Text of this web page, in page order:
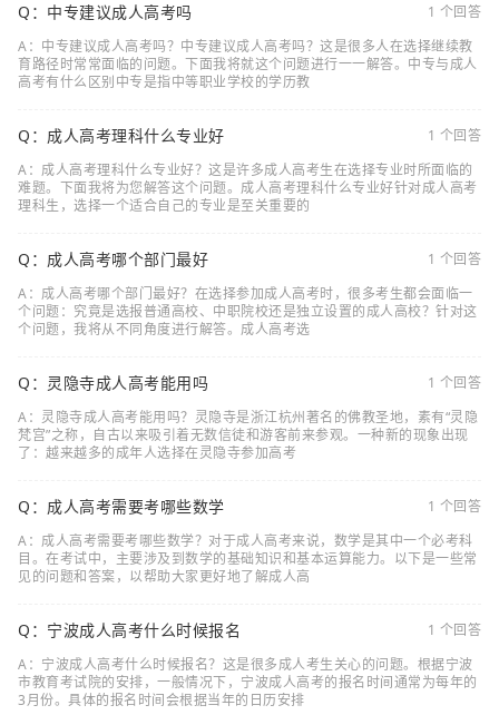
Q：中专建议成人高考吗
1 个回答
A：中专建议成人高考吗？中专建议成人高考吗？这是很多人在选择继续教
育路径时常常面临的问题。下面我将就这个问题进行一一解答。中专与成人
高考有什么区别中专是指中等职业学校的学历教
Q：成人高考理科什么专业好
1 个回答
A：成人高考理科什么专业好？这是许多成人高考生在选择专业时所面临的
难题。下面我将为您解答这个问题。成人高考理科什么专业好针对成人高考
理科生，选择一个适合自己的专业是至关重要的
Q：成人高考哪个部门最好
1 个回答
A：成人高考哪个部门最好？在选择参加成人高考时，很多考生都会面临一
个问题：究竟是选报普通高校、中职院校还是独立设置的成人高校？针对这
个问题，我将从不同角度进行解答。成人高考选
Q：灵隐寺成人高考能用吗
1 个回答
A：灵隐寺成人高考能用吗？灵隐寺是浙江杭州著名的佛教圣地，素有“灵隐
梵宫”之称，自古以来吸引着无数信徒和游客前来参观。一种新的现象出现
了：越来越多的成年人选择在灵隐寺参加高考
Q：成人高考需要考哪些数学
1 个回答
A：成人高考需要考哪些数学？对于成人高考来说，数学是其中一个必考科
目。在考试中，主要涉及到数学的基础知识和基本运算能力。以下是一些常
见的问题和答案，以帮助大家更好地了解成人高
Q：宁波成人高考什么时候报名
1 个回答
A：宁波成人高考什么时候报名？这是很多成人考生关心的问题。根据宁波
市教育考试院的安排，一般情况下，宁波成人高考的报名时间通常为每年的
3月份。具体的报名时间会根据当年的日历安排